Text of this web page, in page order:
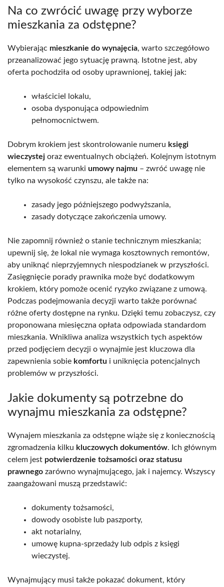
Na co zwrócić uwagę przy wyborze
mieszkania za odstępne?
Wybierając mieszkanie do wynajęcia, warto szczegółowo
przeanalizować jego sytuację prawną. Istotne jest, aby
oferta pochodziła od osoby uprawnionej, takiej jak:
właściciel lokalu,
osoba dysponująca odpowiednim
pełnomocnictwem.
Dobrym krokiem jest skontrolowanie numeru księgi
wieczystej oraz ewentualnych obciążeń. Kolejnym istotnym
elementem są warunki umowy najmu – zwróć uwagę nie
tylko na wysokość czynszu, ale także na:
zasady jego późniejszego podwyższania,
zasady dotyczące zakończenia umowy.
Nie zapomnij również o stanie technicznym mieszkania;
upewnij się, że lokal nie wymaga kosztownych remontów,
aby uniknąć nieprzyjemnych niespodzianek w przyszłości.
Zasięgnięcie porady prawnika może być dodatkowym
krokiem, który pomoże ocenić ryzyko związane z umową.
Podczas podejmowania decyzji warto także porównać
różne oferty dostępne na rynku. Dzięki temu zobaczysz, czy
proponowana miesięczna opłata odpowiada standardom
mieszkania. Wnikliwa analiza wszystkich tych aspektów
przed podjęciem decyzji o wynajmie jest kluczowa dla
zapewnienia sobie komfortu i uniknięcia potencjalnych
problemów w przyszłości.
Jakie dokumenty są potrzebne do
wynajmu mieszkania za odstępne?
Wynajem mieszkania za odstępne wiąże się z koniecznością
zgromadzenia kilku kluczowych dokumentów. Ich głównym
celem jest potwierdzenie tożsamości oraz statusu
prawnego zarówno wynajmującego, jak i najemcy. Wszyscy
zaangażowani muszą przedstawić:
dokumenty tożsamości,
dowody osobiste lub paszporty,
akt notarialny,
umowę kupna-sprzedaży lub odpis z księgi
wieczystej.
Wynajmujący musi także pokazać dokument, który